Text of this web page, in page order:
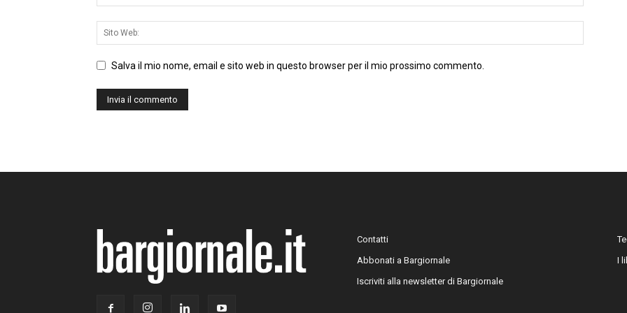
Salva il mio nome, email e sito web in questo browser per il mio prossimo commento.
Contatti
Abbonati a Bargiornale
Iscriviti alla newsletter di Bargiornale
I